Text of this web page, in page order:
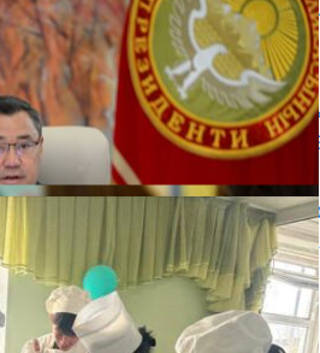
ГЕНДЕРДИК
ЗОМБУЛУКТАН КОРГОО
07.08.2026
КЫРГЫЗ ТАРЫХЫ ТАСМАДА:
КӨРКӨМ ТАСМАСЫ ЖАРЫК
07.08.2026
ПРЕЗИДЕНТ САДЫР
МАМЛЕКЕТТЕРДИН ӨКМӨТ
ЖОЛУГУШТУ
07.08.2026
Абитуриент